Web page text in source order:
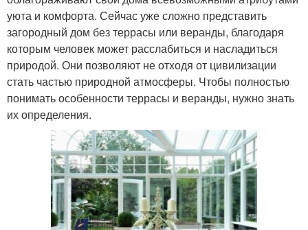
уюта и комфорта. Сейчас уже сложно представить
загородный дом без террасы или веранды, благодаря
которым человек может расслабиться и насладиться
природой. Они позволяют не отходя от цивилизации
стать частью природной атмосферы. Чтобы полностью
понимать особенности террасы и веранды, нужно знать
их определения.